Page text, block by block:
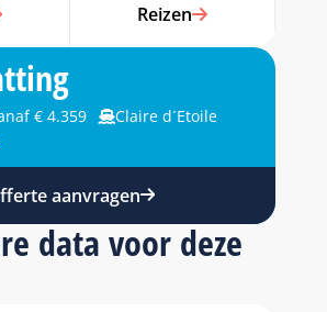
Reizen
€ 4.359
Claire d´Etoile
aanvragen
data voor deze